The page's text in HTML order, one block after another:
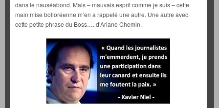
dans le nauséabond. Mais – mauvais esprit comme je suis – cette
main mise bolloréenne m’en a rappelé une autre. Une autre avec
cette petite phrase du Boss…. d’Ariane Chemin.